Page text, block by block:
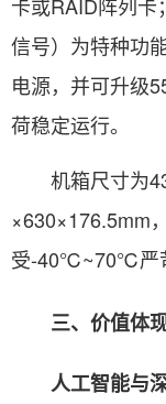
信号）为特种功
电源，并可升级
荷稳定运行。
机箱尺寸为
受-40℃~70℃严
三、价值体现
人工智能与